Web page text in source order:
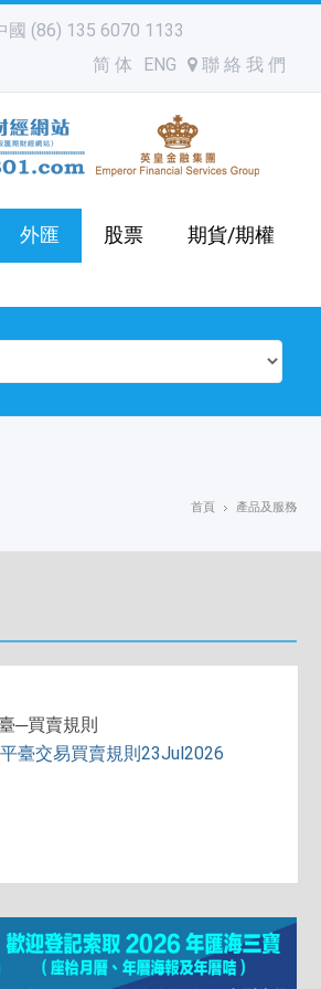
(86) 135 6070 1133
简 体
ENG 聯 絡 我 們
外匯 股票 期貨/期權
首頁 產品及服務
─買賣規則
臺交易買賣規則23Jul2026